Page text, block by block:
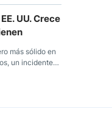
estabilizarse
tasas caen en
UU. Crece
más sólido en
un incidente
petróleo.